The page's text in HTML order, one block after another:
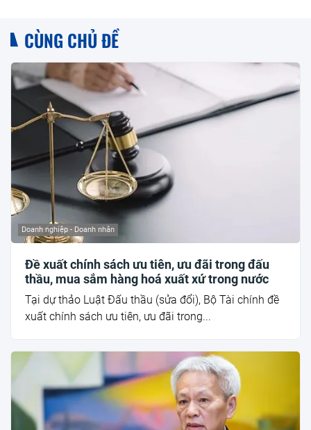
CÙNG CHỦ ĐỀ
Doanh nghiệp - Doanh nhân
Đề xuất chính sách ưu tiên, ưu đãi trong đấu
thầu, mua sắm hàng hoá xuất xứ trong nước
Tại dự thảo Luật Đấu thầu (sửa đổi), Bộ Tài chính đề
xuất chính sách ưu tiên, ưu đãi trong...